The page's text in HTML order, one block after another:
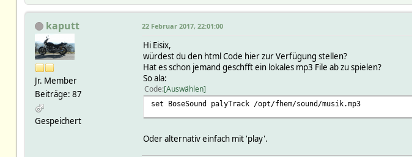
kaputt
Jr. Member
Beiträge: 87
Gespeichert
22 Februar 2017, 22:01:00
Hi Eisix,
würdest du den html Code hier zur Verfügung stellen?
Hat es schon jemand geschfft ein lokales mp3 File ab zu spielen?
So ala:
Code Auswählen
set BoseSound palyTrack /opt/fhem/sound/musik.mp3
Oder alternativ einfach mit 'play'.